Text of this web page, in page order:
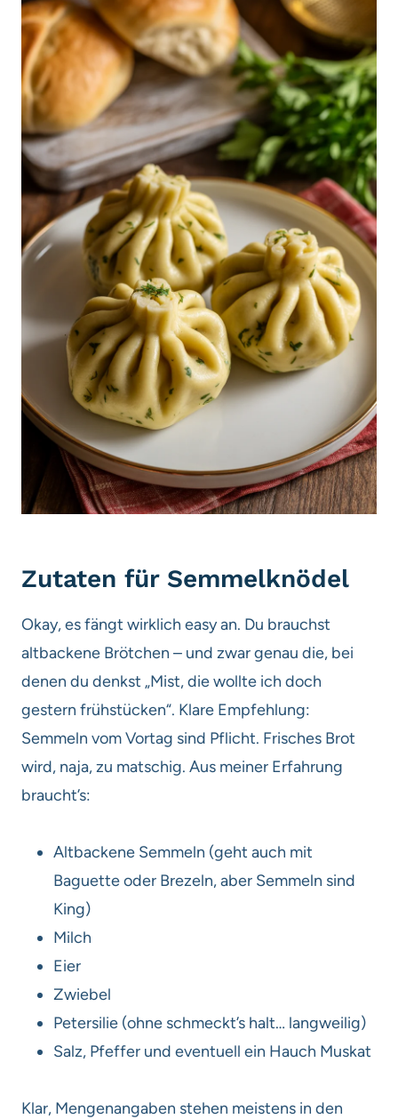
Zutaten für Semmelknödel
Okay, es fängt wirklich easy an. Du brauchst
altbackene Brötchen – und zwar genau die, bei
denen du denkst „Mist, die wollte ich doch
gestern frühstücken“. Klare Empfehlung:
Semmeln vom Vortag sind Pflicht. Frisches Brot
wird, naja, zu matschig. Aus meiner Erfahrung
braucht’s:
Altbackene Semmeln (geht auch mit
Baguette oder Brezeln, aber Semmeln sind
King)
Milch
Eier
Zwiebel
Petersilie (ohne schmeckt’s halt… langweilig)
Salz, Pfeffer und eventuell ein Hauch Muskat
Klar, Mengenangaben stehen meistens in den